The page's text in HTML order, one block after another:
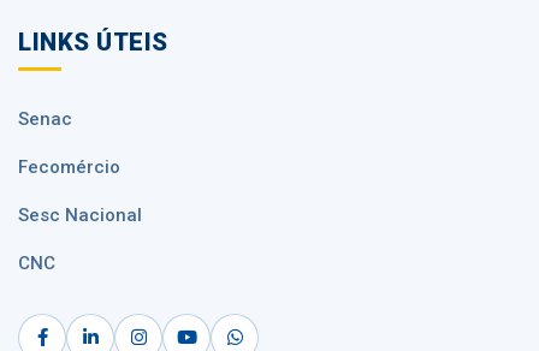
LINKS ÚTEIS
Senac
Fecomércio
Sesc Nacional
CNC